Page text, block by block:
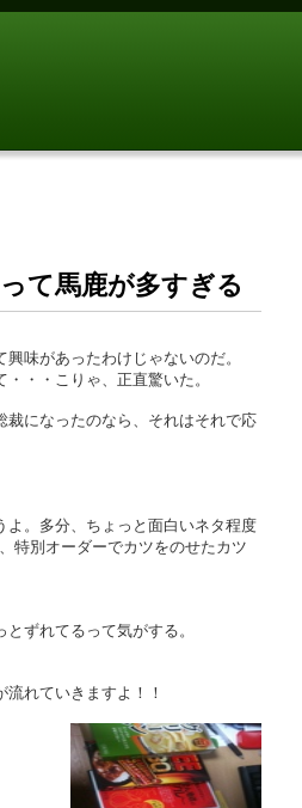
て馬鹿が多すぎる
味があったわけじゃないのだ。
・・こりゃ、正直驚いた。
裁になったのなら、それはそれで応
よ。多分、ちょっと面白いネタ程度
特別オーダーでカツをのせたカツ
ずれてるって気がする。
れていきますよ！！